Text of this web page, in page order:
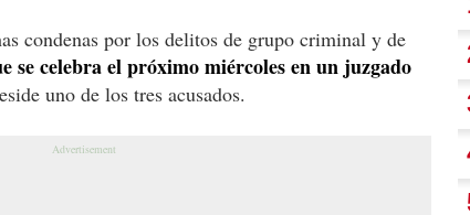
condenas por los delitos de grupo criminal y de
se celebra el próximo miércoles en un juzgado
uno de los tres acusados.